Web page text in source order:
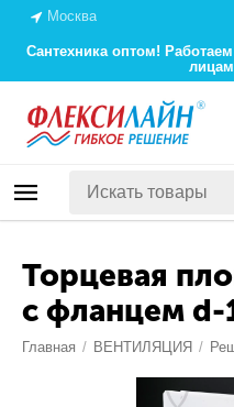
Москва
Сантехника оптом!
Торцевая
с фланцем d-
Главная / ВЕНТИЛЯЦИЯ /